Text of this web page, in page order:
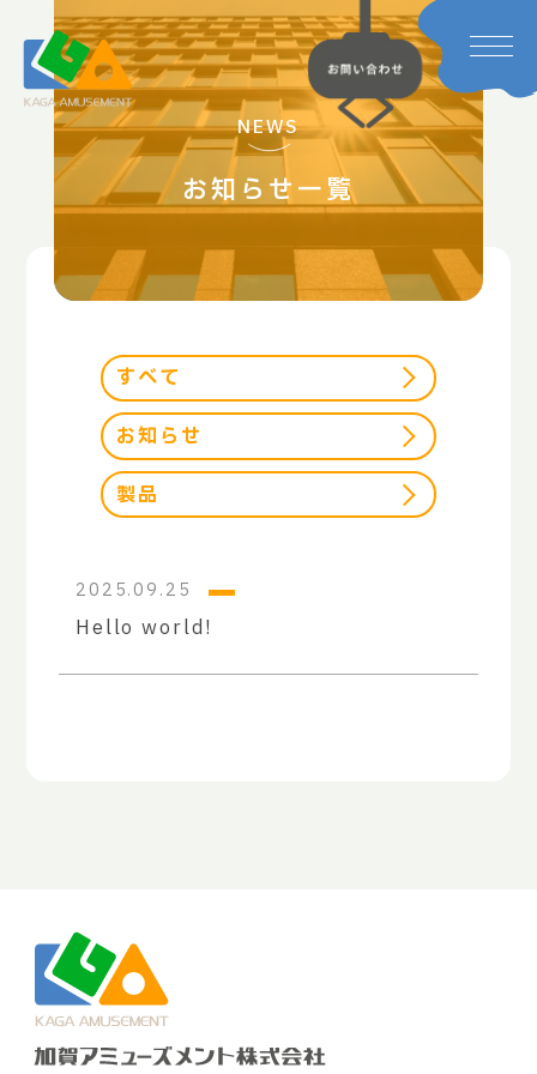
NEWS
お知らせ一覧
すべて
お知らせ
製品
2025.09.25
Hello world!